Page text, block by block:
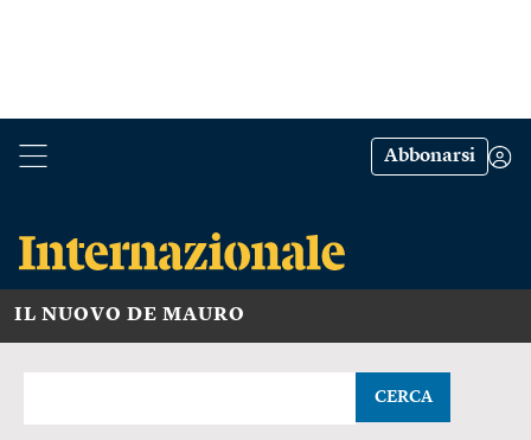
Abbonarsi
IL NUOVO DE MAURO
CERCA